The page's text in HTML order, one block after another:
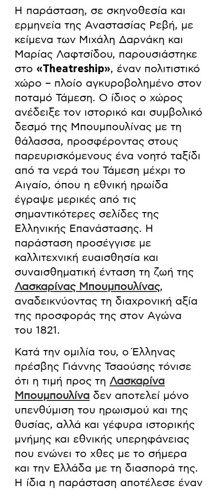
Η παράσταση, σε σκηνοθεσία και
ερμηνεία της Αναστασίας Ρεβή, με
κείμενα των Μιχάλη Δαρνάκη και
Μαρίας Λαφτσίδου, παρουσιάστηκε
στο «Theatreship», έναν πολιτιστικό
χώρο – πλοίο αγκυροβολημένο στον
ποταμό Τάμεση. Ο ίδιος ο χώρος
ανέδειξε τον ιστορικό και συμβολικό
δεσμό της Μπουμπουλίνας με τη
θάλασσα, προσφέροντας στους
παρευρισκόμενους ένα νοητό ταξίδι
από τα νερά του Τάμεση μέχρι το
Αιγαίο, όπου η εθνική ηρωίδα
έγραψε μερικές από τις
σημαντικότερες σελίδες της
Ελληνικής Επανάστασης. Η
παράσταση προσέγγισε με
καλλιτεχνική ευαισθησία και
συναισθηματική ένταση τη ζωή της
Λασκαρίνας Μπουμπουλίνας,
αναδεικνύοντας τη διαχρονική αξία
της προσφοράς της στον Αγώνα
του 1821.
Κατά την ομιλία του, o Έλληνας
πρέσβης Γιάννης Τσαούσης τόνισε
ότι η τιμή προς τη Λασκαρίνα
Μπουμπουλίνα δεν αποτελεί μόνο
υπενθύμιση του ηρωισμού και της
θυσίας, αλλά και γέφυρα ιστορικής
μνήμης και εθνικής υπερηφάνειας
που ενώνει το χθες με το σήμερα
και την Ελλάδα με τη διασπορά της.
Η ίδια η παράσταση αποτέλεσε έναν